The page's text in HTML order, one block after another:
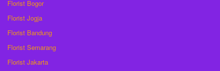
Florist Bogor
Florist Jogja
Florist Bandung
Florist Semarang
Florist Jakarta